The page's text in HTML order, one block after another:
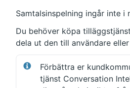
Samtalsinspelning ingår inte i
Du behöver köpa
dela ut den till användare
Förbättra er
tjänst Conversation